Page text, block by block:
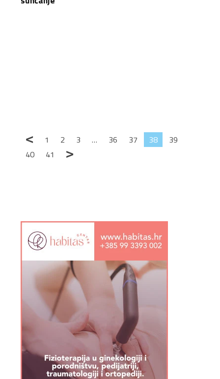
< 1 2 3 … 36 37 38
39
40
41 >